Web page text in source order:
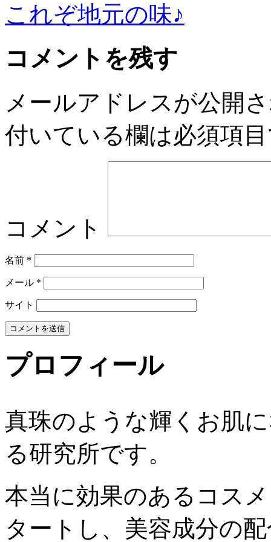
これぞ地元の味♪
コメントを残す
メールアドレスが公開
付いている欄は必須項
コメント
名前 *
メール *
サイト
プロフィール
真珠のような輝くお肌
る研究所です。
本当に効果のあるコス
タートし、美容成分の